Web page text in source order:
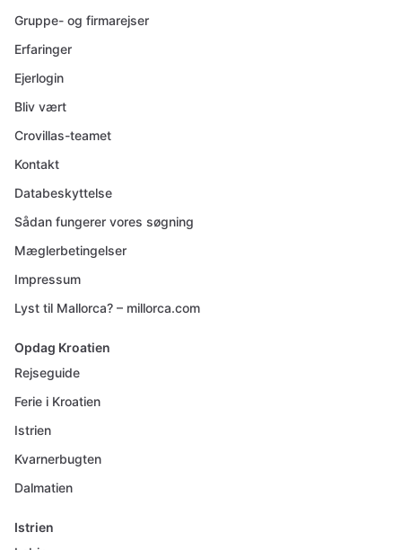
Gruppe- og firmarejser
Erfaringer
Ejerlogin
Bliv vært
Crovillas-teamet
Kontakt
Databeskyttelse
Sådan fungerer vores søgning
Mæglerbetingelser
Impressum
Lyst til Mallorca? – millorca.com
Opdag Kroatien
Rejseguide
Ferie i Kroatien
Istrien
Kvarnerbugten
Dalmatien
Istrien